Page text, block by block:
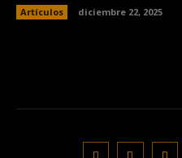
Artículos diciembre 22, 2025